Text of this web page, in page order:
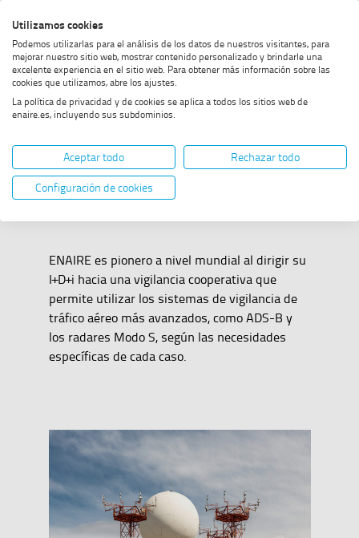
al
menú
al
contenido
al
footer
alto
contraste
Home MOSTRAR OPCIONES DEL CAMINO DE MIGAS
Vigilancia
Vigilancia
ENAIRE es pionero a nivel mundial al dirigir su
I+D+i hacia una vigilancia cooperativa que
permite utilizar los sistemas de vigilancia de
tráfico aéreo más avanzados, como ADS-B y
los radares Modo S, según las necesidades
específicas de cada caso.
Utilizamos cookies
Podemos utilizarlas para el análisis de los datos de nuestros visitantes, para
mejorar nuestro sitio web, mostrar contenido personalizado y brindarle una
excelente experiencia en el sitio web. Para obtener más información sobre las
cookies que utilizamos, abre los ajustes.
La política de privacidad y de cookies se aplica a todos los sitios web de
enaire.es, incluyendo sus subdominios.
Aceptar todo
Rechazar todo
Configuración de cookies